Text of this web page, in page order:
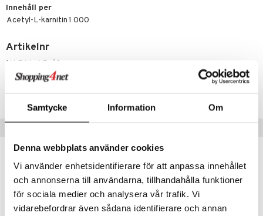
Samtycke Information Om
Denna webbplats använder cookies
Vi använder enhetsidentifierare för att anpassa innehållet
och annonserna till användarna, tillhandahålla funktioner
för sociala medier och analysera vår trafik. Vi
vidarebefordrar även sådana identifierare och annan
Innehåll per
Acetyl-L-karnitin1 000
Artikelnr
HAPAL-AP-60
kampanj kampanj
dusch & tvål
utan sol